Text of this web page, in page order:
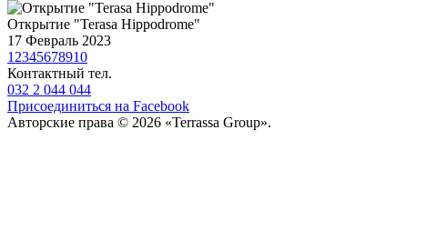
Открытие "Terasa Hippodrome"
17 Февраль 2023
1 2345678910
Контактный тел.
032 2 044 044
Присоединиться на Facebook
Авторские права © 2026 «Terrassa Group».